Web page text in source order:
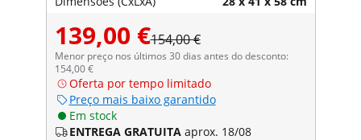
139,00 €154,00 €
Menor preço nos últimos 30 dias antes do desconto:
154,00 €
Oferta por tempo limitado
Preço mais baixo garantido
Em stock
ENTREGA GRATUITA aprox. 18/08